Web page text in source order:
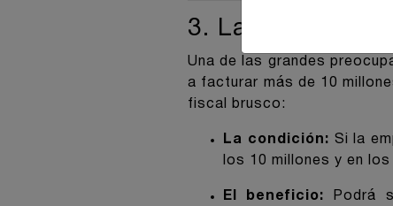
3. La "Regla de
Una de las grandes
a facturar más de 10
fiscal brusco:
La condición: Si la
los 10 millones y en los
El beneficio: Podrá